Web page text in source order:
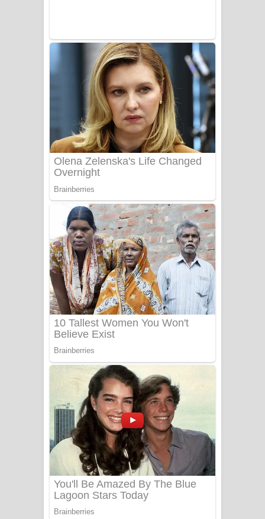
Adare Wadi Nisa Song Lyrics - ආදරේ
වැඩි නිසා ගීතයේ පද පෙළ
UNUHUMA Song Lyrics - උණුහුම
ගීතයේ පද පෙළ
Katakara Song Lyrics - කටකාර ගීතයේ
පද පෙළ
Tharu Yaye Dilena Song Lyrics - තරු
යායේ දිලෙනා ගීතයේ පද පෙළ
Ow Man Sosa Song Lyrics - ඔව් මං
සෝසා ගීතයේ පද පෙළ
Heavy Weight Song Lyrics
Aye Lanweela Song Lyrics - ආයේ
ලංවීලා ගීතයේ පද පෙළ
Ala purannata Song Lyrics - ආල
පුරන්නට ගීතයේ පද පෙළ
FEVER DREAM Lyrics - Alex Warren
BTS : Hooligan Lyrics
Apa Hamuwee Song Lyrics - අප හමුවී
ගීතයේ පද පෙළ